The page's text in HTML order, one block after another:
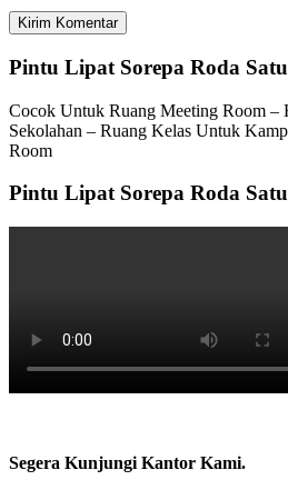
Pintu Lipat Sorepa Roda Satu
Cocok Untuk Ruang Meeting Room –
Sekolahan – Ruang Kelas Untuk
Room
Pintu Lipat Sorepa Roda Satu
Segera Kunjungi Kantor Kami.